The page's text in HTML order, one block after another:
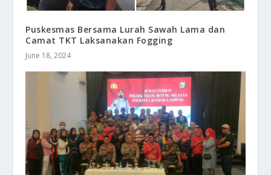
Puskesmas Bersama Lurah Sawah Lama dan
Camat TKT Laksanakan Fogging
June 18, 2024